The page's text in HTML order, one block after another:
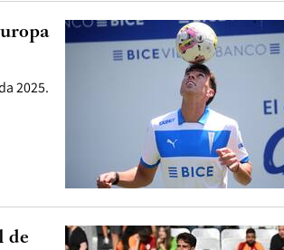
2025.
de